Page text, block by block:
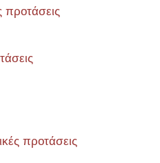
προτάσεις
προτάσεις